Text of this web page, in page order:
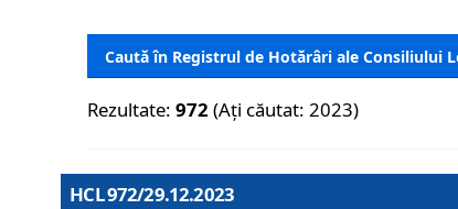
Caută în Registrul de Hotărâri ale Consiliului
Rezultate:972 (Ați căutat: 2023)
HCL 972/29.12.2023